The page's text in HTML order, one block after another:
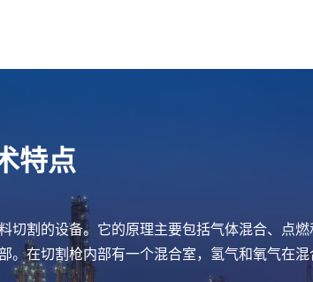
特点
割的设备。它的原理主要包括气体混合、点
在切割枪内部有一个混合室，氢气和氧气在混